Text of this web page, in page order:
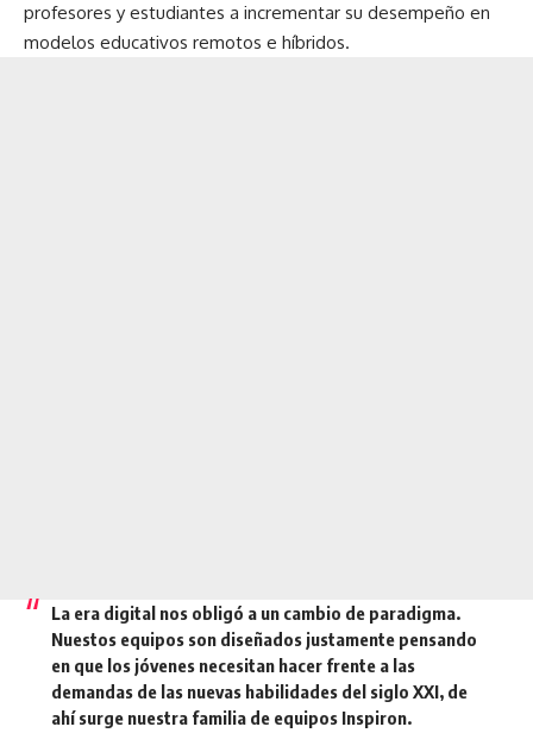
profesores y estudiantes a incrementar su desempeño en
modelos educativos remotos e híbridos.
La era digital nos obligó a un cambio de paradigma.
Nuestos equipos son diseñados justamente pensando
en que los jóvenes necesitan hacer frente a las
demandas de las nuevas habilidades del siglo XXI, de
ahí surge nuestra familia de equipos Inspiron.